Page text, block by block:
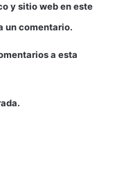
y sitio web en este
un comentario.
a esta